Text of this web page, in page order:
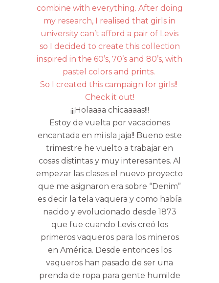
combine with everything. After doing
my research, I realised that girls in
university can’t afford a pair of Levis
so I decided to create this collection
inspired in the 60’s, 70’s and 80’s, with
pastel colors and prints.
So I created this campaign for girls!!
Check it out!
¡¡¡Holaaaa chicaaaas!!!
Estoy de vuelta por vacaciones
encantada en mi isla jaja!! Bueno este
trimestre he vuelto a trabajar en
cosas distintas y muy interesantes. Al
empezar las clases el nuevo proyecto
que me asignaron era sobre “Denim”
es decir la tela vaquera y como había
nacido y evolucionado desde 1873
que fue cuando Levis creó los
primeros vaqueros para los mineros
en América. Desde entonces los
vaqueros han pasado de ser una
prenda de ropa para gente humilde